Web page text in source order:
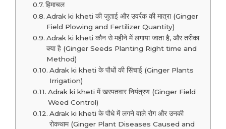
हिमाचल
Adrak ki kheti की जुताई और उवर्रक की मात्रा (Ginger
Field Plowing and Fertilizer Quantity)
Adrak ki kheti कौन से महीने में लगाया जाता है, और तरीका
क्या है (Ginger Seeds Planting Right time and
Method)
Adrak ki kheti के पौधों की सिंचाई (Ginger Plants
Irrigation)
Adrak ki kheti में खरपतवार नियंत्रण (Ginger Field
Weed Control)
Adrak ki kheti के पौधे में लगने वाले रोग और उनकी
रोकथाम (Ginger Plant Diseases Caused and